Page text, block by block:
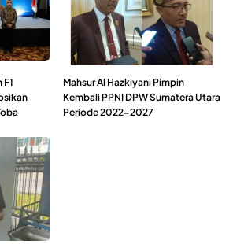
Mahsur Al Hazkiyani Pimpin
Kembali PPNI DPW Sumatera Utara
Periode 2022-2027